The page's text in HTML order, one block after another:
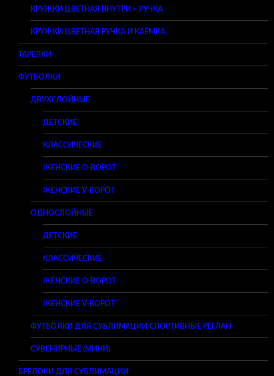
КРУЖКИ ЦВЕТНАЯ ВНУТРИ + РУЧКА
КРУЖКИ ЦВЕТНАЯ РУЧКА И КАЕМКА
ТАРЕЛКИ
ФУТБОЛКИ
ДВУХСЛОЙНЫЕ
ДЕТСКИЕ
КЛАССИЧЕСКИЕ
ЖЕНСКИЕ O-ВОРОТ
ЖЕНСКИЕ V-ВОРОТ
ОДНОСЛОЙНЫЕ
ДЕТСКИЕ
КЛАССИЧЕСКИЕ
ЖЕНСКИЕ O-ВОРОТ
ЖЕНСКИЕ V-ВОРОТ
ФУТБОЛКИ ДЛЯ СУБЛИМАЦИИ СПОРТИВНЫЕ РЕГЛАН
СУВЕНИРНЫЕ (МИНИ)
БРЕЛОКИ ДЛЯ СУБЛИМАЦИИ